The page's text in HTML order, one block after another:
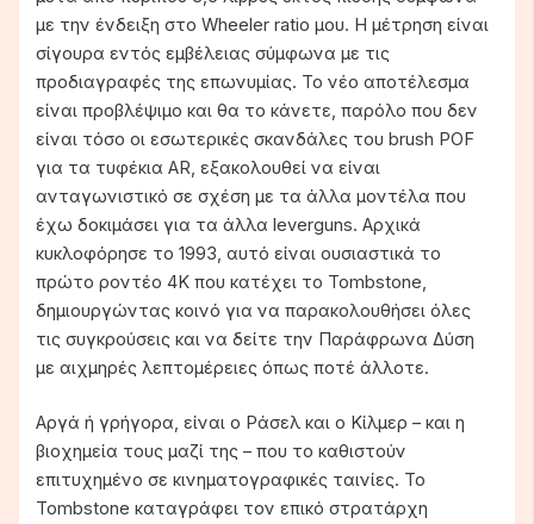
με την ένδειξη στο Wheeler ratio μου. Η μέτρηση είναι
σίγουρα εντός εμβέλειας σύμφωνα με τις
προδιαγραφές της επωνυμίας. Το νέο αποτέλεσμα
είναι προβλέψιμο και θα το κάνετε, παρόλο που δεν
είναι τόσο οι εσωτερικές σκανδάλες του brush POF
για τα τυφέκια AR, εξακολουθεί να είναι
ανταγωνιστικό σε σχέση με τα άλλα μοντέλα που
έχω δοκιμάσει για τα άλλα leverguns. Αρχικά
κυκλοφόρησε το 1993, αυτό είναι ουσιαστικά το
πρώτο ροντέο 4K που κατέχει το Tombstone,
δημιουργώντας κοινό για να παρακολουθήσει όλες
τις συγκρούσεις και να δείτε την Παράφρωνα Δύση
με αιχμηρές λεπτομέρειες όπως ποτέ άλλοτε.
Αργά ή γρήγορα, είναι ο Ράσελ και ο Κίλμερ – και η
βιοχημεία τους μαζί της – που το καθιστούν
επιτυχημένο σε κινηματογραφικές ταινίες. Το
Tombstone καταγράφει τον επικό στρατάρχη